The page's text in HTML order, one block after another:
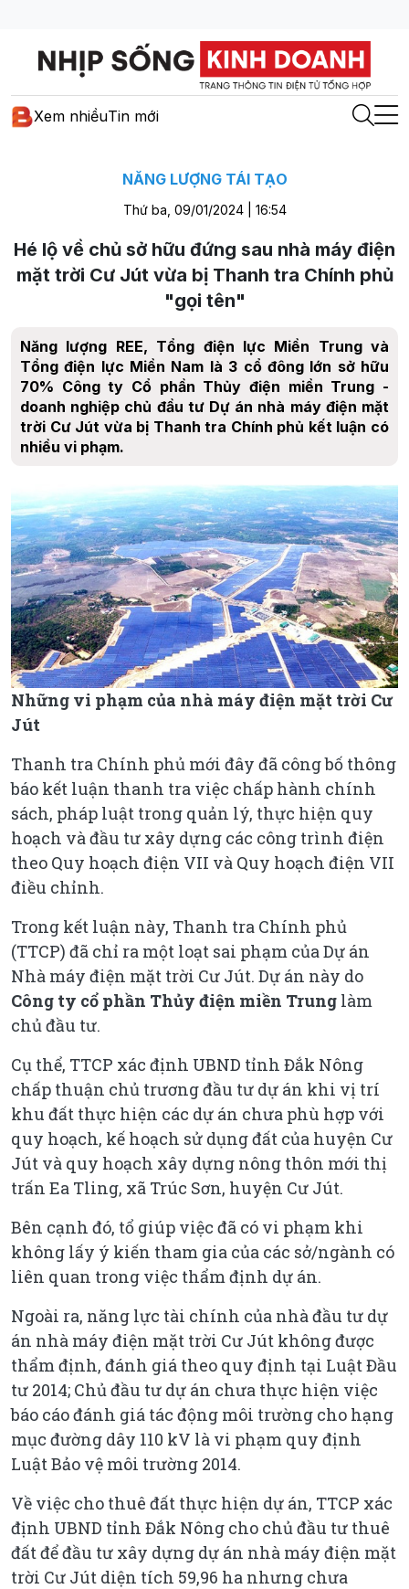
Xem nhiềuTin mới
NĂNG LƯỢNG TÁI TẠO
Thứ ba, 09/01/2024 | 16:54
Hé lộ về chủ sở hữu đứng sau nhà máy điện
mặt trời Cư Jút vừa bị Thanh tra Chính phủ
"gọi tên"
Năng lượng REE, Tổng điện lực Miền Trung và
Tổng điện lực Miền Nam là 3 cổ đông lớn sở hữu
70% Công ty Cổ phần Thủy điện miền Trung -
doanh nghiệp chủ đầu tư Dự án nhà máy điện mặt
trời Cư Jút vừa bị Thanh tra Chính phủ kết luận có
nhiều vi phạm.
Những vi phạm của nhà máy điện mặt trời Cư
Jút
Thanh tra Chính phủ mới đây đã công bố thông
báo kết luận thanh tra việc chấp hành chính
sách, pháp luật trong quản lý, thực hiện quy
hoạch và đầu tư xây dựng các công trình điện
theo Quy hoạch điện VII và Quy hoạch điện VII
điều chỉnh.
Trong kết luận này, Thanh tra Chính phủ
(TTCP) đã chỉ ra một loạt sai phạm của Dự án
Nhà máy điện mặt trời Cư Jút. Dự án này do
Công ty cổ phần Thủy điện miền Trung làm
chủ đầu tư.
Cụ thể, TTCP xác định UBND tỉnh Đắk Nông
chấp thuận chủ trương đầu tư dự án khi vị trí
khu đất thực hiện các dự án chưa phù hợp với
quy hoạch, kế hoạch sử dụng đất của huyện Cư
Jút và quy hoạch xây dựng nông thôn mới thị
trấn Ea Tling, xã Trúc Sơn, huyện Cư Jút.
Bên cạnh đó, tổ giúp việc đã có vi phạm khi
không lấy ý kiến tham gia của các sở/ngành có
liên quan trong việc thẩm định dự án.
Ngoài ra, năng lực tài chính của nhà đầu tư dự
án nhà máy điện mặt trời Cư Jút không được
thẩm định, đánh giá theo quy định tại Luật Đầu
tư 2014; Chủ đầu tư dự án chưa thực hiện việc
báo cáo đánh giá tác động môi trường cho hạng
mục đường dây 110 kV là vi phạm quy định
Luật Bảo vệ môi trường 2014.
Về việc cho thuê đất thực hiện dự án, TTCP xác
định UBND tỉnh Đắk Nông cho chủ đầu tư thuê
đất để đầu tư xây dựng dự án nhà máy điện mặt
trời Cư Jút diện tích 59,96 ha nhưng chưa